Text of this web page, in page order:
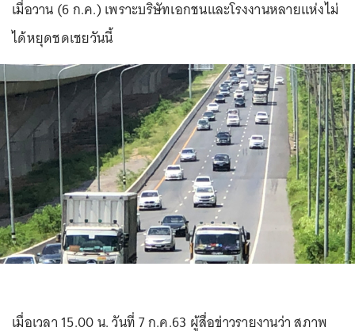
เมื่อวาน (6 ก.ค.) เพราะบริษัทเอกชนและโรงงานหลายแห่งไม่
ได้หยุดชดเชยวันนี้
เมื่อเวลา 15.00 น. วันที่ 7 ก.ค.63 ผู้สื่อข่าวรายงานว่า สภาพ